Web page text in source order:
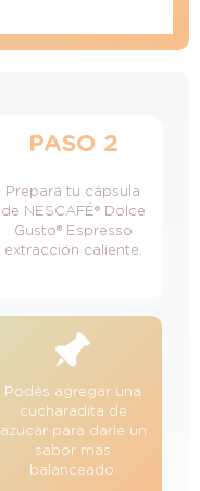
PASO 2
Prepará tu cápsula
de NESCAFÉ® Dolce
Gusto® Espresso
extracción caliente.
Podés agregar una
cucharadita de
azúcar para darle un
sabor más
balanceado.